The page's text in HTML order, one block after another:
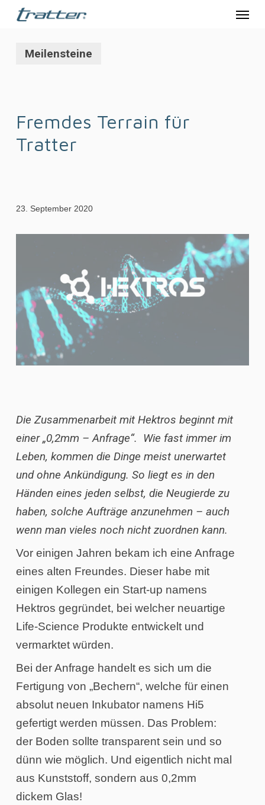
Skip
Menu
Meilensteine
Fremdes Terrain für
Tratter
23. September 2020
Die Zusammenarbeit mit Hektros beginnt mit
einer „0,2mm – Anfrage“. Wie fast immer im
Leben, kommen die Dinge meist unerwartet
und ohne Ankündigung. So liegt es in den
Händen eines jeden selbst, die Neugierde zu
haben, solche Aufträge anzunehmen – auch
wenn man vieles noch nicht zuordnen kann.
Vor einigen Jahren bekam ich eine Anfrage
eines alten Freundes. Dieser habe mit
einigen Kollegen ein Start-up namens
Hektros gegründet, bei welcher neuartige
Life-Science Produkte entwickelt und
vermarktet würden.
Bei der Anfrage handelt es sich um die
Fertigung von „Bechern“, welche für einen
absolut neuen Inkubator namens Hi5
gefertigt werden müssen. Das Problem:
der Boden sollte transparent sein und so
dünn wie möglich. Und eigentlich nicht mal
aus Kunststoff, sondern aus 0,2mm
dickem Glas!